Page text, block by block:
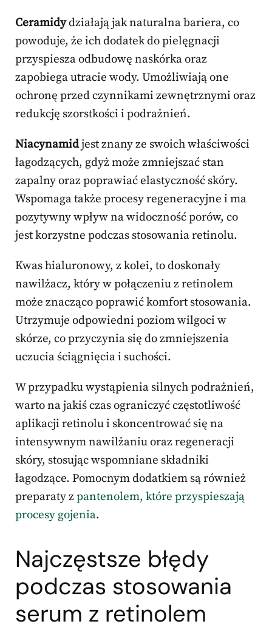
Ceramidydziałają jak naturalna bariera, co
powoduje, że ich dodatek do pielęgnacji
przyspiesza odbudowę naskórka oraz
zapobiega utracie wody. Umożliwiają one
ochronę przed czynnikami zewnętrznymi oraz
redukcję szorstkości i podrażnień.
Niacynamidjest znany ze swoich właściwości
łagodzących, gdyż może zmniejszać stan
zapalny oraz poprawiać elastyczność skóry.
Wspomaga także procesy regeneracyjne i ma
pozytywny wpływ na widoczność porów, co
jest korzystne podczas stosowania retinolu.
Kwas hialuronowy, z kolei, to doskonały
nawilżacz, który w połączeniu z retinolem
może znacząco poprawić komfort stosowania.
Utrzymuje odpowiedni poziom wilgoci w
skórze, co przyczynia się do zmniejszenia
uczucia ściągnięcia i suchości.
W przypadku wystąpienia silnych podrażnień,
warto na jakiś czas ograniczyć częstotliwość
aplikacji retinolu i skoncentrować się na
intensywnym nawilżaniu oraz regeneracji
skóry, stosując wspomniane składniki
łagodzące. Pomocnym dodatkiem są również
preparaty zpantenolem, które przyspieszają
procesy gojenia.
Najczęstsze błędy
podczas stosowania
serum z retinolem